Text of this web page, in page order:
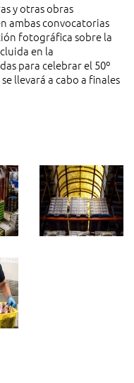
y otras obras
ambas convocatorias
fotográfica sobre la
en la
para celebrar el 50º
llevará a cabo a finales